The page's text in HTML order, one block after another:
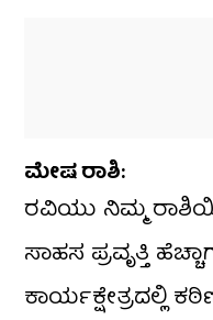
​ಮೇಷ ರಾಶಿ:
ರವಿಯು ನಿಮ್ಮ
ಸಾಹಸ ಪ್ರವೃತ್ತಿ
ಕಾರ್ಯಕ್ಷೇತ್ರದಲ್ಲಿ